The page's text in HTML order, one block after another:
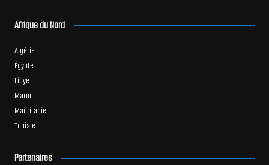
Afrique du Nord
Algérie
Égypte
Libye
Maroc
Mauritanie
Tunisie
Partenaires